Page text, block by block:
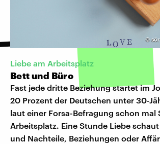
©
Liebe am Arbeitsplatz
Bett und Büro
Fast jede dritte Beziehung startet im
20 Prozent der Deutschen unter 30-
laut einer Forsa-Befragung schon mal
Arbeitsplatz. Eine Stunde Liebe
und Nachteile, Beziehungen oder